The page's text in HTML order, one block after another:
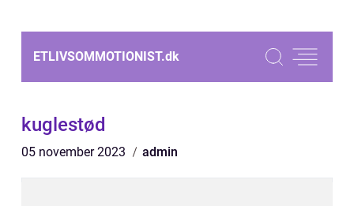
ETLIVSOMMOTIONIST.dk
kuglestød
05 november 2023 admin